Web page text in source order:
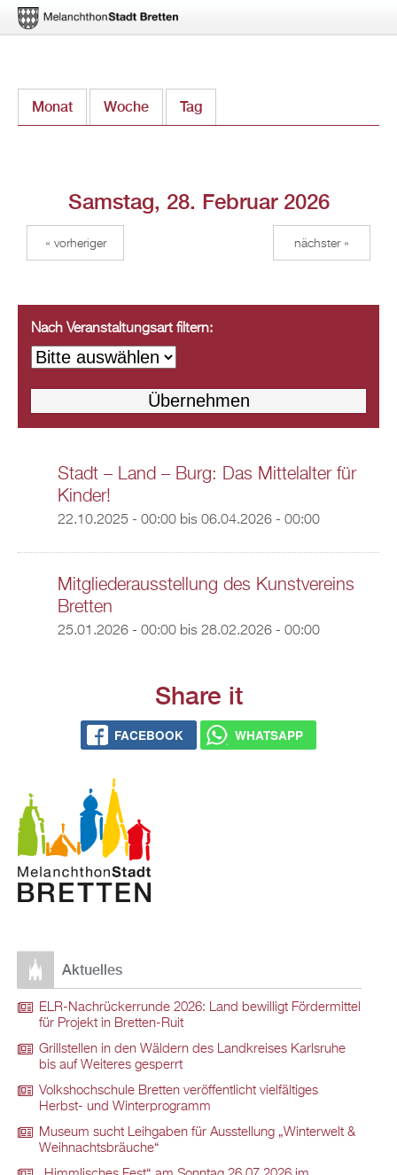
zum
Monat Woche Tag
Samstag, 28. Februar 2026
« vorheriger nächster »
Nach Veranstaltungsart filtern:
Stadt – Land – Burg: Das Mittelalter für
Kinder!
22.10.2025 - 00:00bis 06.04.2026 - 00:00
Mitgliederausstellung des Kunstvereins
Bretten
25.01.2026 - 00:00bis 28.02.2026 - 00:00
Share it
FACEBOOK WHATSAPP
Aktuelles
ELR-Nachrückerrunde 2026: Land bewilligt Fördermittel
für Projekt in Bretten-Ruit
Grillstellen in den Wäldern des Landkreises Karlsruhe
bis auf Weiteres gesperrt
Volkshochschule Bretten veröffentlicht vielfältiges
Herbst- und Winterprogramm
Museum sucht Leihgaben für Ausstellung „Winterwelt &
Weihnachtsbräuche“